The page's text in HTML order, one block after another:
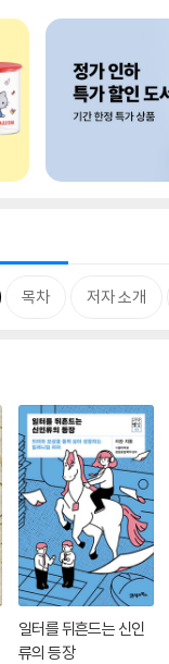
목차 저자 소개
일터를 뒤흔드는 신인
류의 등장